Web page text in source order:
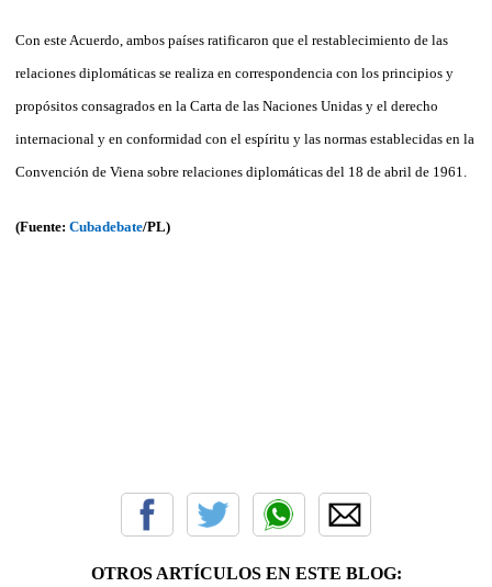
Con este Acuerdo, ambos países ratificaron que el restablecimiento de las
relaciones diplomáticas se realiza en correspondencia con los principios y
propósitos consagrados en la Carta de las Naciones Unidas y el derecho
internacional y en conformidad con el espíritu y las normas establecidas en la
Convención de Viena sobre relaciones diplomáticas del 18 de abril de 1961.
(Fuente: Cubadebate/PL)
OTROS ARTÍCULOS EN ESTE BLOG: